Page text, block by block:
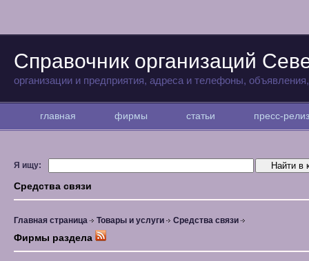
Справочник организаций
организации и предприятия, адреса и телефоны,
главная фирмы статьи пресс-
Я ищу:
Средства связи
Главная страница Товары и услуги Средства связи
Фирмы раздела